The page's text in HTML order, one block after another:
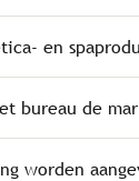
en
bureau de
worden